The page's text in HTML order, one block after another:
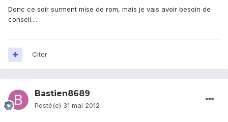
Donc ce soir surment mise de rom, mais je vais avoir besoin de
conseil....
Citer
Bastien8689
Posté(e) 31 mai 2012